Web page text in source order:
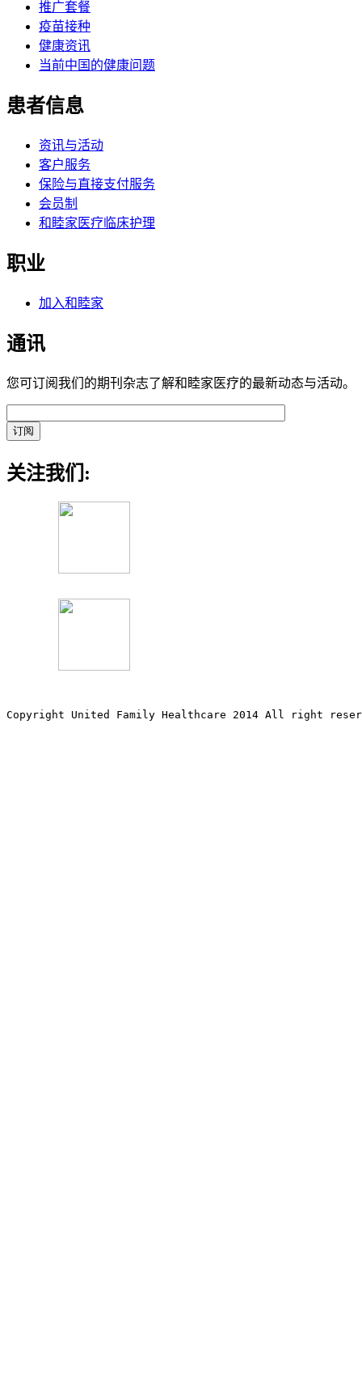
推广套餐
疫苗接种
健康资讯
当前中国的健康问题
患者信息
资讯与活动
客户服务
保险与直接支付服务
会员制
和睦家医疗临床护理
职业
加入和睦家
通讯
您可订阅我们的期刊杂志了解和睦家医疗的最新动态与活动。
关注我们:
Copyright United Family Healthcare 2014 All right